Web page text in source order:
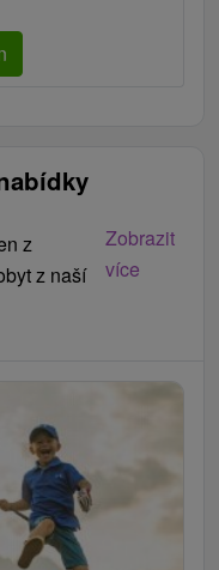
z
z naší
Zobrazit
více